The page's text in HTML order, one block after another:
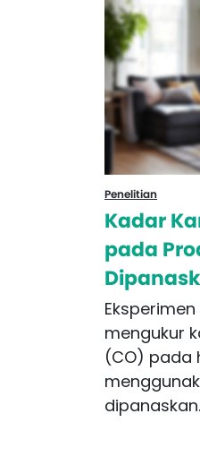
Penelitian
Kadar
pada
mengukur
(CO) pada
dipanaskan.